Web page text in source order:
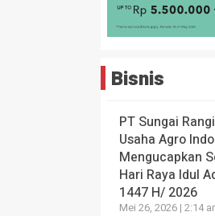
Bisnis
PT Sungai
Usaha Agro
Mengucapkan
Hari Raya Idul
1447 H/ 2026
Mei 26, 2026 | 2:14